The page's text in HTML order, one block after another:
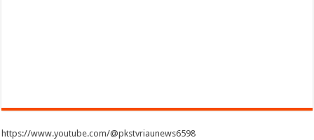
https://www.youtube.com/@pkstvriaunews6598